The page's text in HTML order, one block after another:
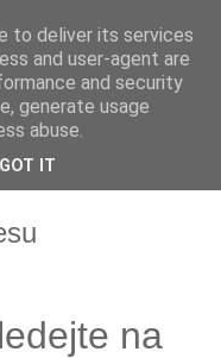
na
to deliver its services
and user-agent are
and security
generate usage
abuse.
GOT IT